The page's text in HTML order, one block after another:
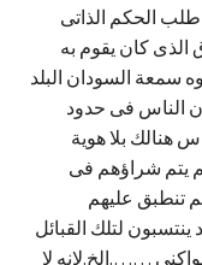
الحكم الذاتى
الذى كان يقوم به
سمعة السودان البلد
الناس فى حدود
هنالك بلا هوية
يتم شراؤهم فى
تنطبق عليهم
لتلك القبائل
…….الخ.لانه لا